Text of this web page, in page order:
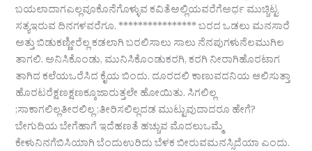
ಬಯಲಾದಾಗಎಲ್ಲವೂಕೊನೆಗೊಳ್ಳುವ ಕವಿತೆಅಲ್ಲಿಯವರೆಗೆಅರ್ಧ ಮುಚ್ಚಿಟ್ಟ
ಸತ್ಯಇರುವ ದಿನಗಳವರೆಗೂ. **************** ಬರದ ಒಡಲು ಮನಸಾರೆ
ಅತ್ತು ಬಿಡುಕಣ್ಣೀರೆಲ್ಲ ಕಡಲಾಗಿ ಬರಲಿಸಾಲು ಸಾಲು ನೆನಪುಗಳುನೆಲಮುಗಿಲ
ತಾಗಲಿ. ಅನಿಸಿಕೊಂಡು, ಮುನಿಸಿಕೊಂಡುಕರಗಿ, ಕರಗಿ ನೀರಾಗಿಹೊರಟಾಗ
ತಾಗಿದ ಕಲೆಯಒರೆಸಿದ ಕೈಯ ಬಿಂದು. ದೂರದಲಿ ಕಾಣುವದನಿಯ ಆಲಿಸುತ್ತಾ
ಹೊರಟರೆಕ್ಷಣಕ್ಷಣಕ್ಕೂಜಾರುತ್ತಲೇ ಹೋಯಿತು. ಸಿಗಲಿಲ್ಲ
;ಸಾಕಾಗಲಿಲ್ಲತೀರಲಿಲ್ಲ ;ತೀರಿಸಲಿಲ್ಲದಡ ಮುಟ್ಟುವುದಾದರೂ ಹೇಗೆ?
ಬೇಗುದಿಯ ಬೇಗೆಹಾಗೆ ಇದೆಹಣತೆ ಹಚ್ಚುವ ಮೊದಲುಒಮ್ಮೆ
ಕೇಳುನಿನಗೆಬಿಸಿಯಾಗಿ ಬೆಂದುಉರಿದು ಬೆಳಕ ಬೀರುವಮನಸ್ಸಿದೆಯಾ ಎಂದು.